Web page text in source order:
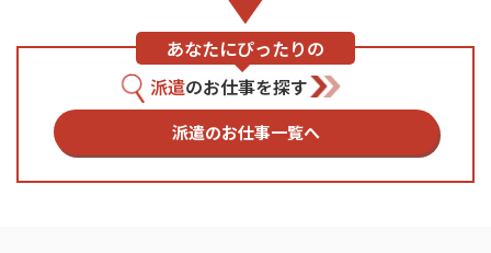
あなたにぴったりの
派遣のお仕事を探す
派遣のお仕事一覧へ